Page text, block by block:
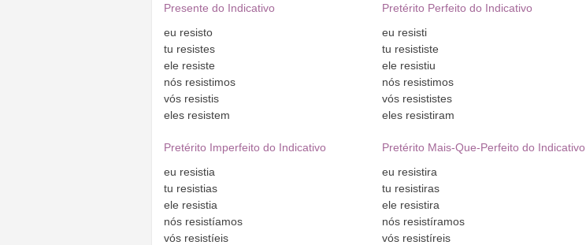
Presente do Indicativo
eu resisto
tu resistes
ele resiste
nós resistimos
vós resistis
eles resistem
Pretérito Perfeito do Indicativo
eu resisti
tu resististe
ele resistiu
nósresistimos
vósresististes
elesresistiram
Pretérito Imperfeito do Indicativo
eu resistia
tu resistias
ele resistia
nós resistíamos
vós resistíeis
Pretérito Mais-Que-Perfeito do Indicativo
eu resistira
tu resistiras
ele resistira
nósresistíramos
vósresistíreis